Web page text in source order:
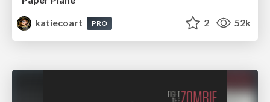
katiecoart
PRO 2 52k